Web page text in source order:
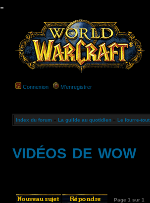
-
Connexion M’enregistrer
Index du forum » La guilde au quotidien » Le fourre-tout
vidéos de wow
Page 1 sur 1